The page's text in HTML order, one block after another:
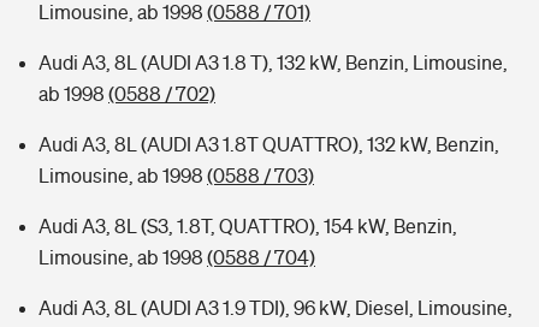
Limousine, ab 1998 (0588 / 701)
Audi A3, 8L (AUDI A3 1.8 T), 132 kW, Benzin, Limousine,
ab 1998 (0588 / 702)
Audi A3, 8L (AUDI A3 1.8T QUATTRO), 132 kW, Benzin,
Limousine, ab 1998 (0588 / 703)
Audi A3, 8L (S3, 1.8T, QUATTRO), 154 kW, Benzin,
Limousine, ab 1998 (0588 / 704)
Audi A3, 8L (AUDI A3 1.9 TDI), 96 kW, Diesel, Limousine,